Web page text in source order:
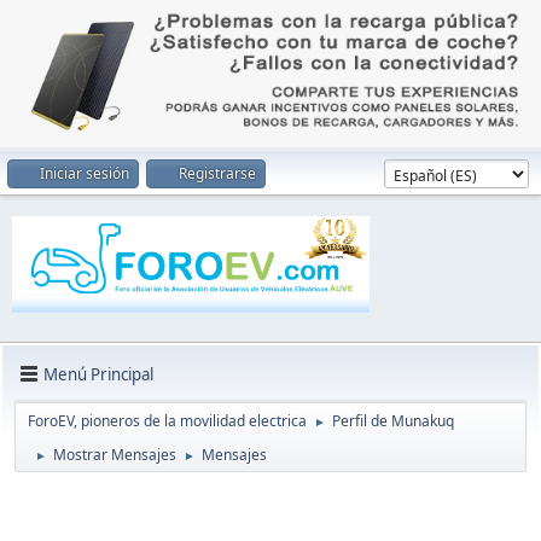
Iniciar sesión Registrarse
Menú Principal
ForoEV, pioneros de la movilidad electrica ► Perfil de Munakuq
► Mostrar Mensajes ► Mensajes